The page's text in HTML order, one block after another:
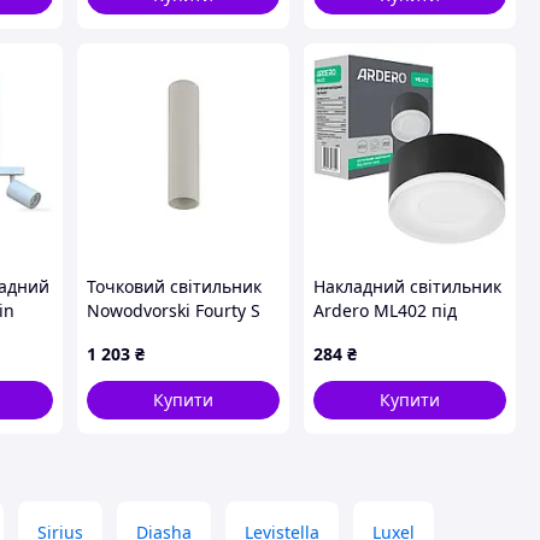
Точковий світильник
Nowodvorski Fourty S
1 203 ₴
Купити
Накладний світильник
Ardero ML402 під
284 ₴
Купити
Sirius Diasha Levistella Luxel